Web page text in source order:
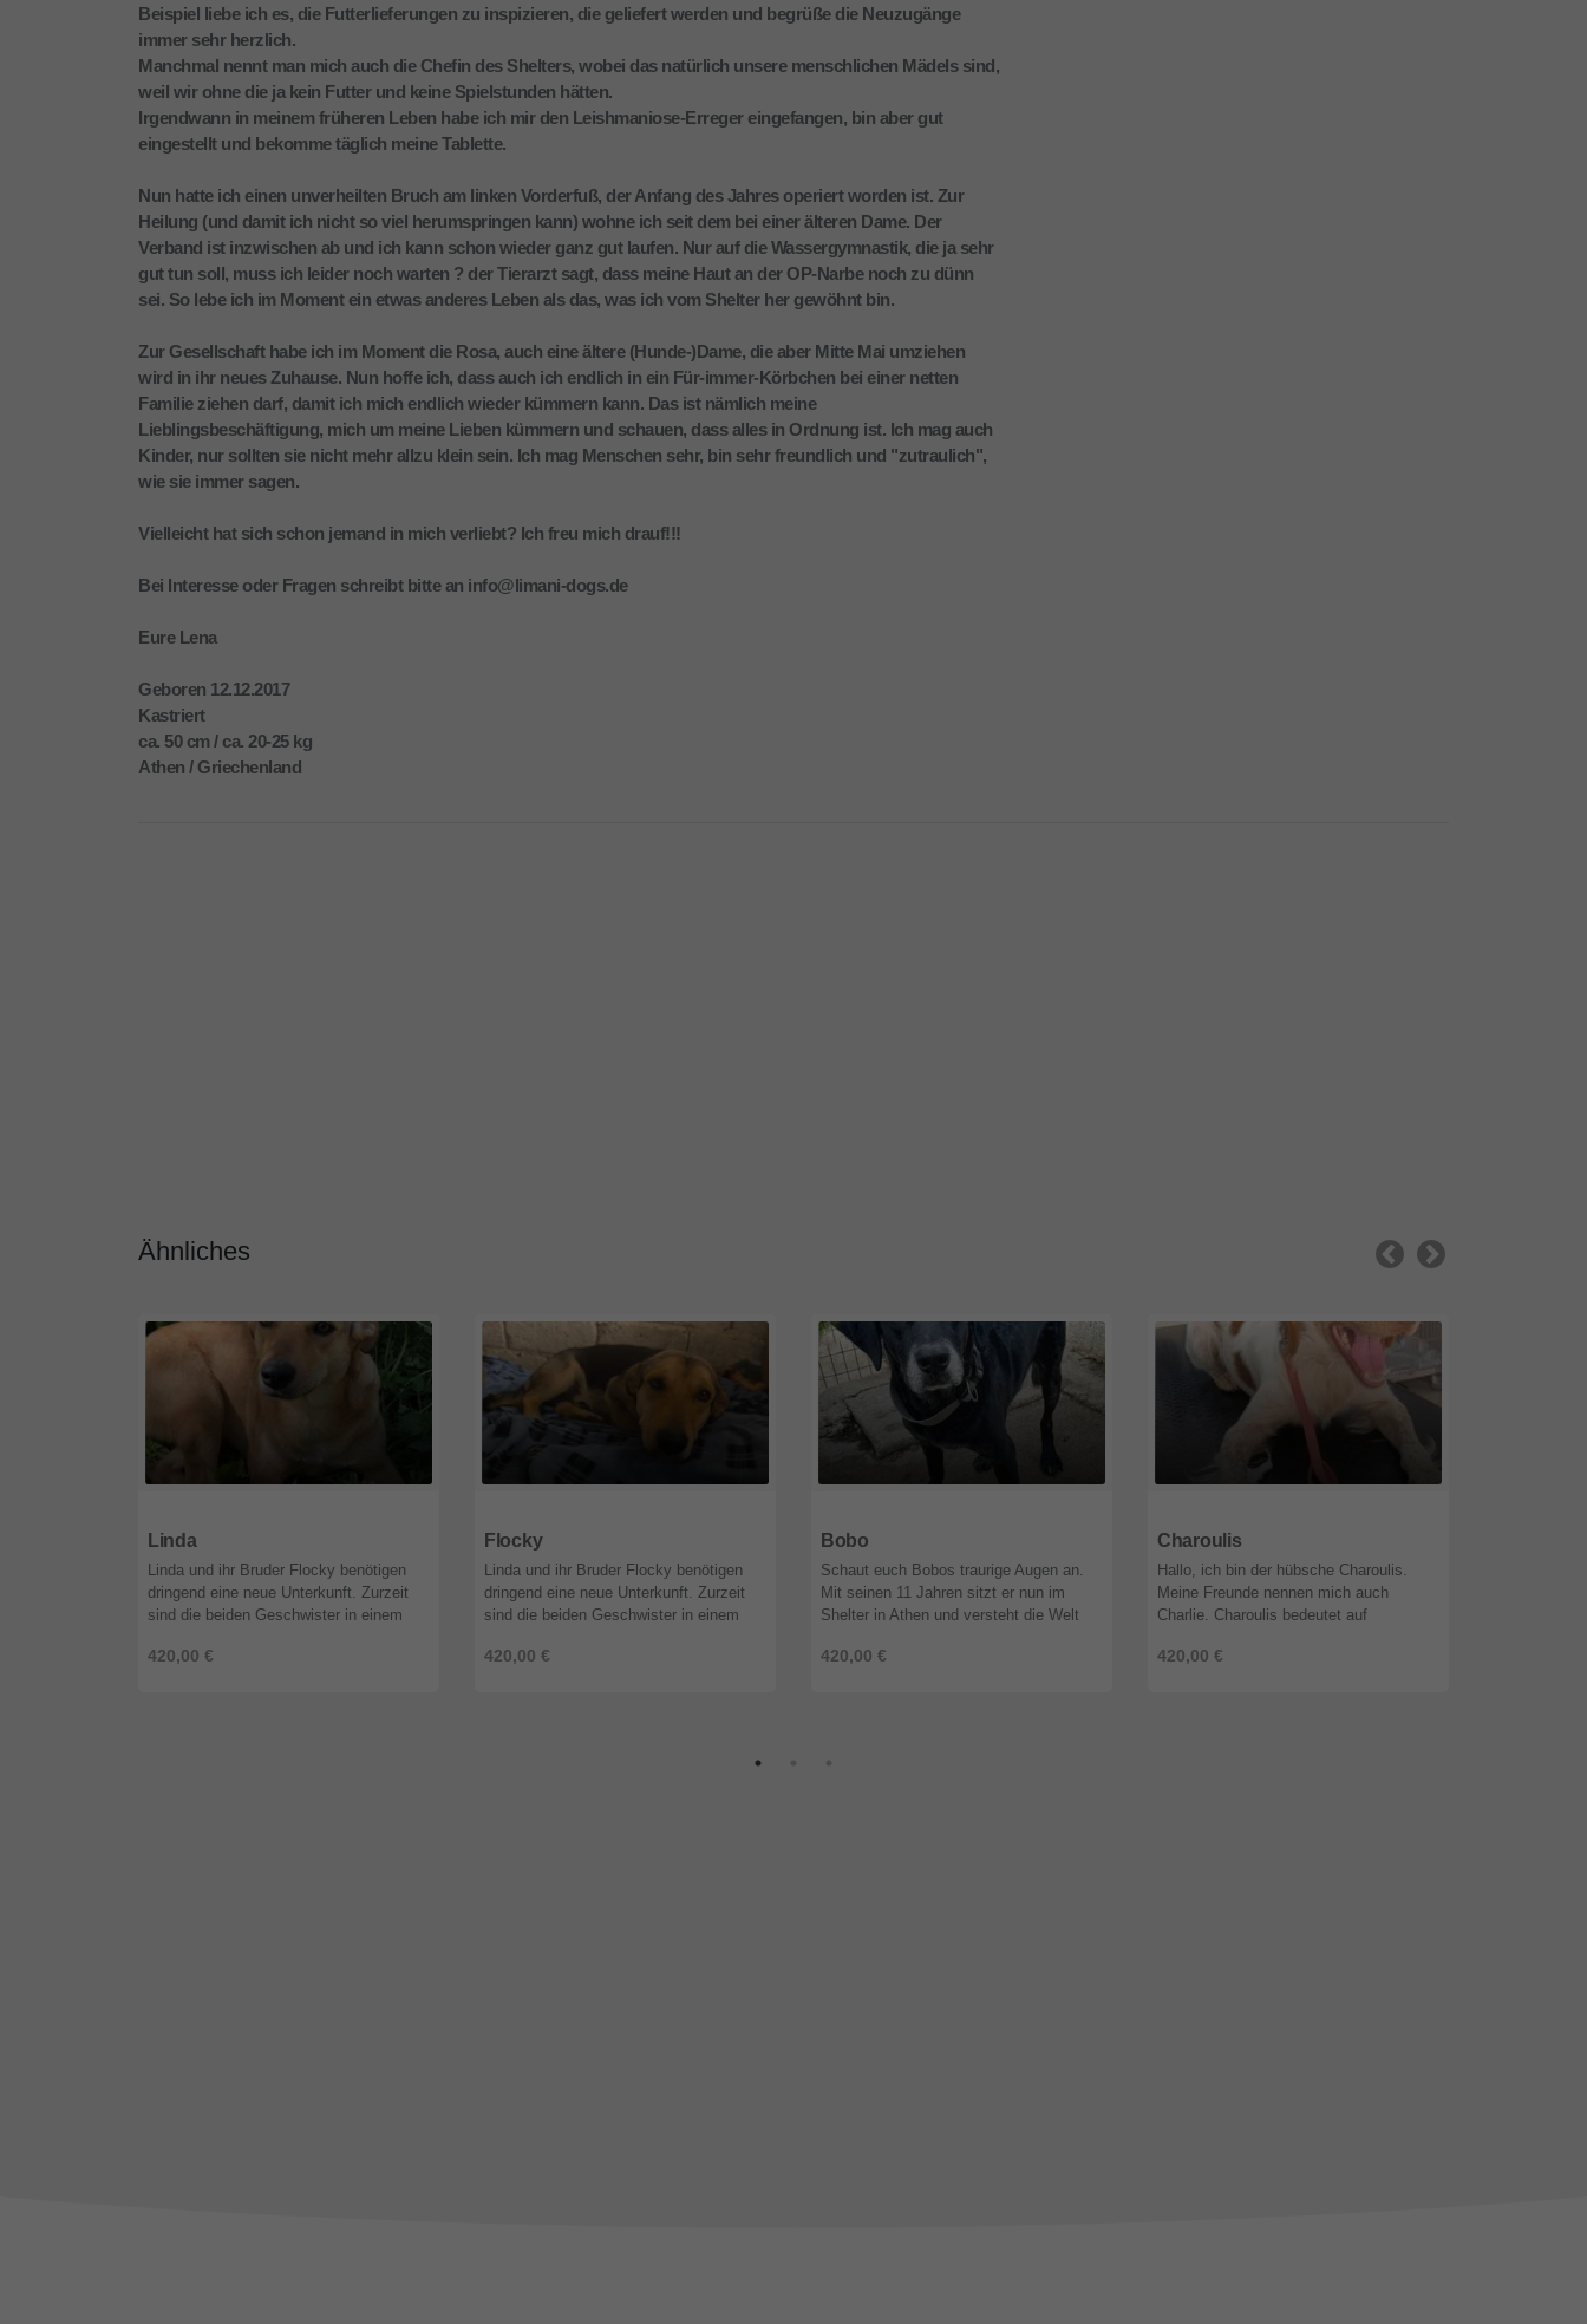
Beispiel liebe ich es, die Futterlieferungen zu inspizieren, die geliefert werden und begrüße die Neuzugänge
immer sehr herzlich.
Manchmal nennt man mich auch die Chefin des Shelters, wobei das natürlich unsere menschlichen Mädels sind,
weil wir ohne die ja kein Futter und keine Spielstunden hätten.
Irgendwann in meinem früheren Leben habe ich mir den Leishmaniose-Erreger eingefangen, bin aber gut
eingestellt und bekomme täglich meine Tablette.
Nun hatte ich einen unverheilten Bruch am linken Vorderfuß, der Anfang des Jahres operiert worden ist. Zur
Heilung (und damit ich nicht so viel herumspringen kann) wohne ich seit dem bei einer älteren Dame. Der
Verband ist inzwischen ab und ich kann schon wieder ganz gut laufen. Nur auf die Wassergymnastik, die ja sehr
gut tun soll, muss ich leider noch warten ? der Tierarzt sagt, dass meine Haut an der OP-Narbe noch zu dünn
sei. So lebe ich im Moment ein etwas anderes Leben als das, was ich vom Shelter her gewöhnt bin.
Zur Gesellschaft habe ich im Moment die Rosa, auch eine ältere (Hunde-)Dame, die aber Mitte Mai umziehen
wird in ihr neues Zuhause. Nun hoffe ich, dass auch ich endlich in ein Für-immer-Körbchen bei einer netten
Familie ziehen darf, damit ich mich endlich wieder kümmern kann. Das ist nämlich meine
Lieblingsbeschäftigung, mich um meine Lieben kümmern und schauen, dass alles in Ordnung ist. Ich mag auch
Kinder, nur sollten sie nicht mehr allzu klein sein. Ich mag Menschen sehr, bin sehr freundlich und "zutraulich",
wie sie immer sagen.
Vielleicht hat sich schon jemand in mich verliebt? Ich freu mich drauf!!!
Bei Interesse oder Fragen schreibt bitte an info@limani-dogs.de
Eure Lena
Geboren 12.12.2017
Kastriert
ca. 50 cm / ca. 20-25 kg
Athen / Griechenland
Ähnliches
Linda
420,00 €
Linda und ihr Bruder Flocky benötigen
dringend eine neue Unterkunft. Zurzeit
sind die beiden Geschwister in einem
Dort müssen sie aber weg, da ...
Flocky
420,00 €
Linda und ihr Bruder Flocky benötigen
dringend eine neue Unterkunft. Zurzeit
sind die beiden Geschwister in einem
Dort müssen sie aber weg, da ...
Bobo
420,00 €
Schaut euch Bobos traurige Augen an.
Mit seinen 11 Jahren sitzt er nun im
Shelter in Athen und versteht die Welt
Familie. Seit er ein Welpe war. Un ...
Charoulis
420,00 €
Hallo, ich bin der hübsche Charoulis.
Meine Freunde nennen mich auch
Charlie. Charoulis bedeutet auf
mein Leben alles andere als glücklich ...